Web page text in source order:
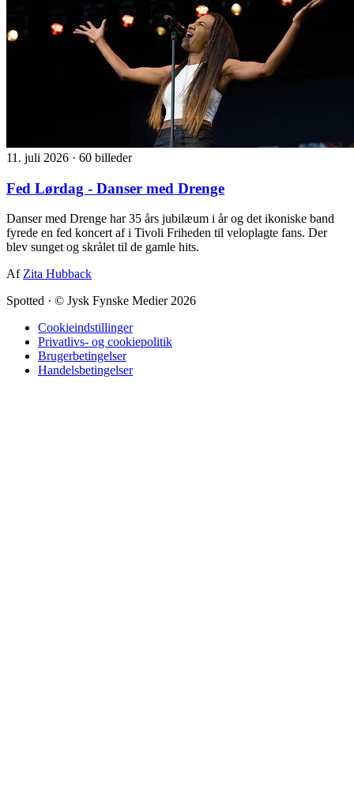
11. juli 2026 · 60 billeder
Fed Lørdag - Danser med Drenge
Danser med Drenge har 35 års jubilæum i år og det ikoniske band
fyrede en fed koncert af i Tivoli Friheden til veloplagte fans. Der
blev sunget og skrålet til de gamle hits.
Af Zita Hubback
Spotted · © Jysk Fynske Medier 2026
Cookieindstillinger
Privatlivs- og cookiepolitik
Brugerbetingelser
Handelsbetingelser